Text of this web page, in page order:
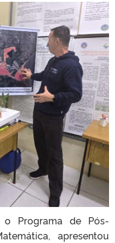
o Programa de Pós-
apresentou